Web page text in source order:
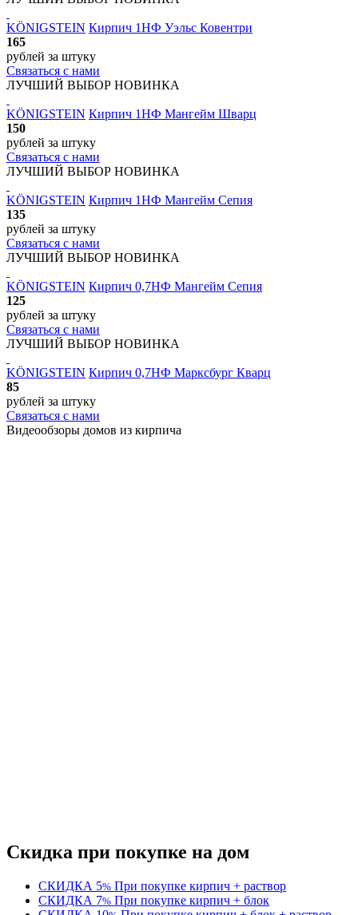
KÖNIGSTEIN Кирпич 1НФ Уэльс Ковентри
165
рублей за штуку
Связаться с нами
ЛУЧШИЙ ВЫБОР НОВИНКА
KÖNIGSTEIN Кирпич 1НФ Мангейм Шварц
150
рублей за штуку
Связаться с нами
ЛУЧШИЙ ВЫБОР НОВИНКА
KÖNIGSTEIN Кирпич 1НФ Мангейм Сепия
135
рублей за штуку
Связаться с нами
ЛУЧШИЙ ВЫБОР НОВИНКА
KÖNIGSTEIN Кирпич 0,7НФ Мангейм Сепия
125
рублей за штуку
Связаться с нами
ЛУЧШИЙ ВЫБОР НОВИНКА
KÖNIGSTEIN Кирпич 0,7НФ Марксбург Кварц
85
рублей за штуку
Связаться с нами
Видеообзоры домов из кирпича
Скидка при покупке на дом
СКИДКА 5% При покупке кирпич + раствор
СКИДКА 7% При покупке кирпич + блок